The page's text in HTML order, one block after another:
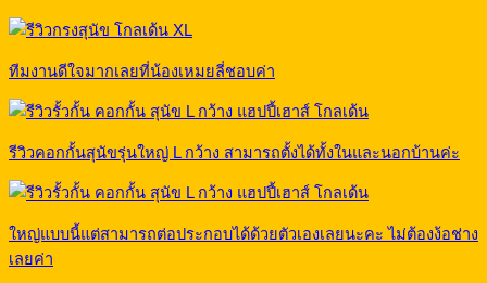
ทีมงานดีใจมากเลยที่น้องเหมยลี่ชอบค่า
รีวิวคอกกั้นสุนัขรุ่นใหญ่ L กว้าง สามารถตั้งได้ทั้งในและนอกบ้านค่ะ
ใหญ่แบบนี้แต่สามารถต่อประกอบได้ด้วยตัวเองเลยนะคะ ไม่ต้องง้อช่าง
เลยค่า